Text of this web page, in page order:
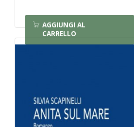
AGGIUNGI AL
CARRELLO